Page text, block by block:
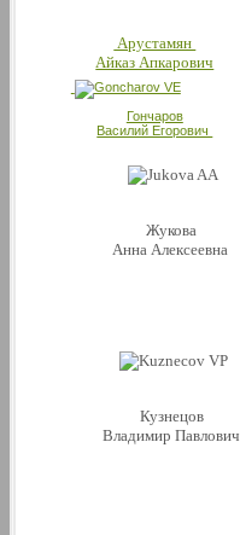
Арустамян
Айказ Апкарович
Гончаров
Василий Егорович
Жукова
Анна Алексеевна
Кузнецов
Владимир Павлович